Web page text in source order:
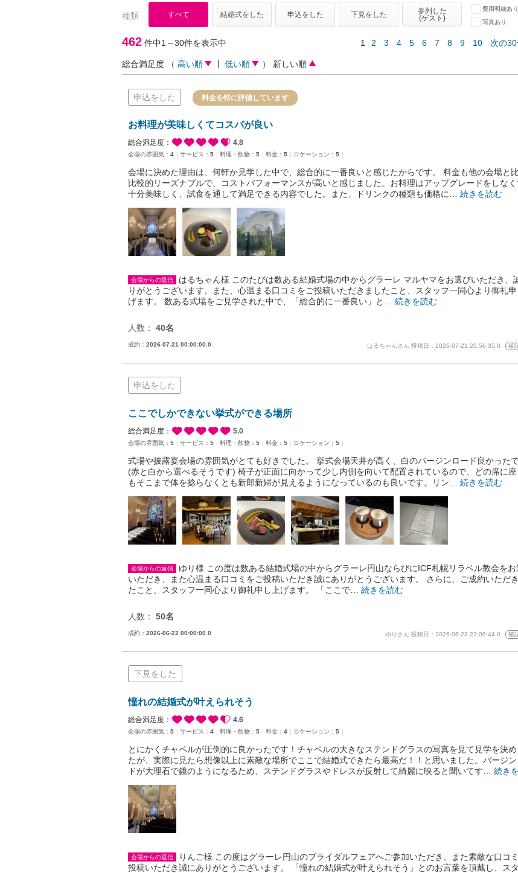
種類 すべて 結婚式をした 申込をした 下見をした
参列した
(ゲスト)
費用明細あり
写真あり
462 件中1～30件を表示中 1 2 3 4 5 6 7 8 9 10 次の
総合満足度 （ 高い順 低い順 ） 新しい順
申込をした 料金を特に評価しています
お料理が美味しくてコスパが良い
総合満足度： 4.8
会場の雰囲気： 4 サービス： 5 料理・飲物： 5 料金： 5 ロケーション： 5
会場に決めた理由は、何軒か見学した中で、総合的に一番良いと感じたからです。 料金も他の会場と
比較的リーズナブルで、コストパフォーマンスが高いと感じました。お料理はアップグレードをしなく
十分美味しく、試食を通して満足できる内容でした。また、ドリンクの種類も価格に… 続きを読む
会場からの返信
はるちゃん様 このたびは数ある結婚式場の中からグラーレ マルヤマをお選びいただき、
りがとうございます。また、心温まる口コミをご投稿いただきましたこと、スタッフ一同心より御礼申
げます。 数ある式場をご見学された中で、「総合的に一番良い」と… 続きを読む
人数： 40名
成約： 2026-07-21 00:00:00.0 はるちゃんさん 投稿日：2026-07-21 20:56:35.0 確
申込をした
ここでしかできない挙式ができる場所
総合満足度： 5.0
会場の雰囲気： 5 サービス： 5 料理・飲物： 5 料金： 5 ロケーション： 5
式場や披露宴会場の雰囲気がとても好きでした。 挙式会場天井が高く、白のバージンロード良かったで
(赤と白から選べるそうです) 椅子が正面に向かって少し内側を向いて配置されているので、どの席に座
もそこまで体を捻らなくとも新郎新婦が見えるようになっているのも良いです。リン… 続きを読む
会場からの返信
ゆり様 この度は数ある結婚式場の中からグラーレ円山ならびにICF札幌リラベル教会をお
いただき、また心温まる口コミをご投稿いただき誠にありがとうございます。 さらに、ご成約いただ
たこと、スタッフ一同心より御礼申し上げます。 「ここで… 続きを読む
人数： 50名
成約： 2026-06-22 00:00:00.0 ゆりさん 投稿日：2026-06-23 23:09:44.0 確
下見をした
憧れの結婚式が叶えられそう
総合満足度： 4.6
会場の雰囲気： 5 サービス： 4 料理・飲物： 5 料金： 4 ロケーション： 5
とにかくチャペルが圧倒的に良かったです！チャペルの大きなステンドグラスの写真を見て見学を決め
たが、実際に見たら想像以上に素敵な場所でここで結婚式できたら最高だ！！と思いました。バージン
ドが大理石で鏡のようになるため、ステンドグラスやドレスが反射して綺麗に映ると聞いてす… 続き
会場からの返信
りんご様 この度はグラーレ円山のブライダルフェアへご参加いただき、また素敵な口コ
投稿いただき誠にありがとうございます。 「憧れの結婚式が叶えられそう」とのお言葉を頂戴し、ス